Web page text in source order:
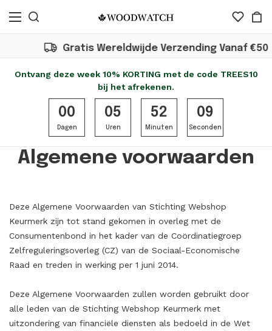
Gratis Wereldwijde Verzending Vanaf €50
Ontvang deze week 10% KORTING met de code TREES10
bij het afrekenen.
00
Dagen
05
Uren
52
Minuten
08
Seconden
Algemene voorwaarden
Deze Algemene Voorwaarden van Stichting Webshop
Keurmerk zijn tot stand gekomen in overleg met de
Consumentenbond in het kader van de Coördinatiegroep
Zelfreguleringsoverleg (CZ) van de Sociaal-Economische
Raad en treden in werking per 1 juni 2014.
Deze Algemene Voorwaarden zullen worden gebruikt door
alle leden van de Stichting Webshop Keurmerk met
uitzondering van financiële diensten als bedoeld in de Wet